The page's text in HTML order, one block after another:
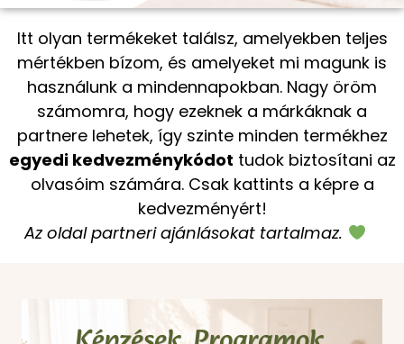
Itt olyan termékeket találsz, amelyekben teljes
mértékben bízom, és amelyeket mi magunk is
használunk a mindennapokban. Nagy öröm
számomra, hogy ezeknek a márkáknak a
partnere lehetek, így szinte minden termékhez
egyedi kedvezménykódot tudok biztosítani az
olvasóim számára. Csak kattints a képre a
kedvezményért!
Az oldal partneri ajánlásokat tartalmaz.